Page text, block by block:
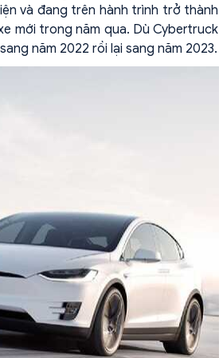
và đang trên hành trình trở thành
mới trong năm qua. Dù Cybertruck
năm 2022 rồi lại sang năm 2023.